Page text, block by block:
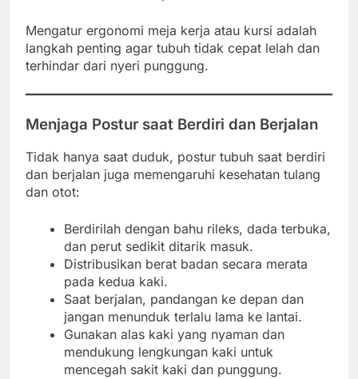
Mengatur ergonomi meja kerja atau kursi adalah
langkah penting agar tubuh tidak cepat lelah dan
terhindar dari nyeri punggung.
Menjaga Postur saat Berdiri dan Berjalan
Tidak hanya saat duduk, postur tubuh saat berdiri
dan berjalan juga memengaruhi kesehatan tulang
dan otot:
Berdirilah dengan bahu rileks, dada terbuka,
dan perut sedikit ditarik masuk.
Distribusikan berat badan secara merata
pada kedua kaki.
Saat berjalan, pandangan ke depan dan
jangan menunduk terlalu lama ke lantai.
Gunakan alas kaki yang nyaman dan
mendukung lengkungan kaki untuk
mencegah sakit kaki dan punggung.